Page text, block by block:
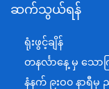
စီမံကိန်း၊ဘဏ္ဍာရ
ရင်းနှီးမြှုပ်နှံမှုနှ
အပြည်ပြည်ဆိုင်ရ
ပြန်ကြားရေးဝန်
ဆက်သွယ်ရန်
ရုံးဖွင့်ချိန်
တနင်္လာနေ့ မှ သော
နံနက် ၉းဝ၀ နာရီမှ